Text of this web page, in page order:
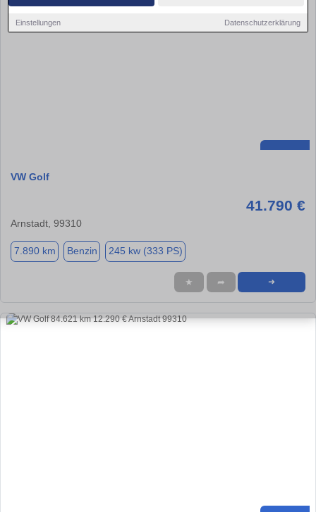
Einstellungen Datenschutzerklärung
VW Golf
41.790 €
Arnstadt, 99310
7.890 km Benzin 245 kw (333 PS)
★ ➦ ➜